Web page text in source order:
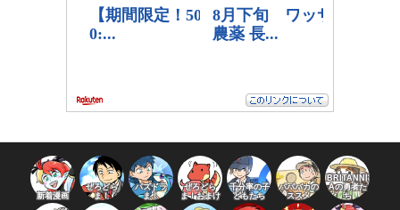
新着漫画
ぜろどら
ま！
パズドラ
ま！
ぜろどら
ま！おまけ
千分率の子
どもたち
パパバカの
ススメ
BRITANNI
Aの勇者た
ち